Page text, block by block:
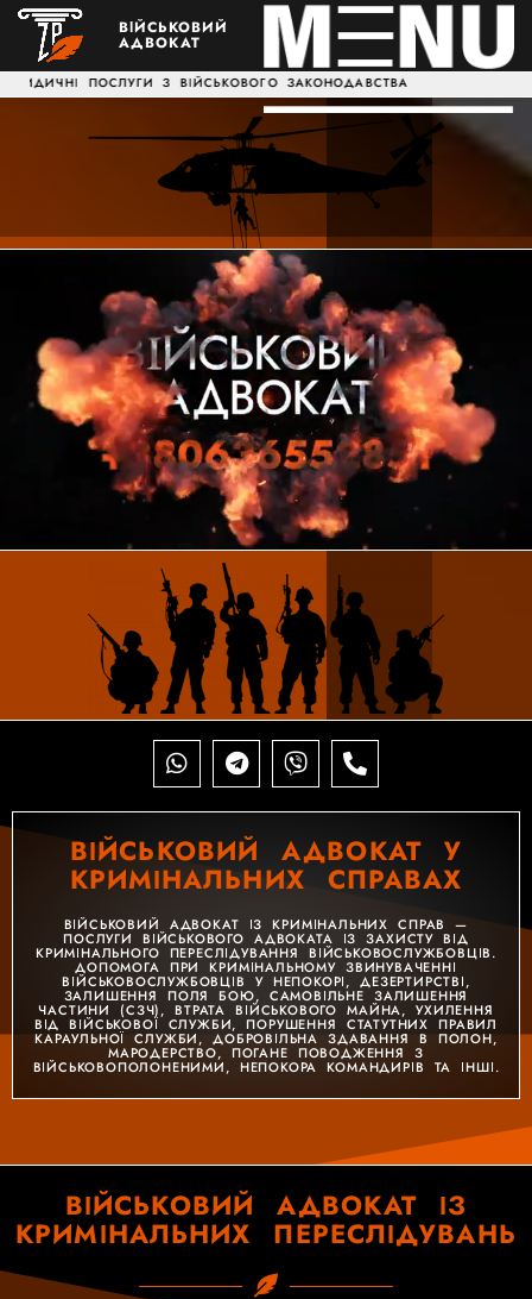
ВІЙСЬКОВИЙ
АДВОКАТ
З ВІЙСЬКОВОГО ЗАКОНОДАВСТВА НАДАЄМО
ВІЙСЬКОВИЙ АДВОКАТ У
КРИМІНАЛЬНИХ СПРАВАХ
ВІЙСЬКОВИЙ АДВОКАТ ІЗ КРИМІНАЛЬНИХ СПРАВ —
ПОСЛУГИ ВІЙСЬКОВОГО АДВОКАТА ІЗ ЗАХИСТУ ВІД
КРИМІНАЛЬНОГО ПЕРЕСЛІДУВАННЯ ВІЙСЬКОВОСЛУЖБОВЦІВ.
ДОПОМОГА ПРИ КРИМІНАЛЬНОМУ ЗВИНУВАЧЕННІ
ВІЙСЬКОВОСЛУЖБОВЦІВ У НЕПОКОРІ, ДЕЗЕРТИРСТВІ,
ЗАЛИШЕННЯ ПОЛЯ БОЮ, САМОВІЛЬНЕ ЗАЛИШЕННЯ
ЧАСТИНИ (СЗЧ), ВТРАТА ВІЙСЬКОВОГО МАЙНА, УХИЛЕННЯ
ВІД ВІЙСЬКОВОЇ СЛУЖБИ, ПОРУШЕННЯ СТАТУТНИХ ПРАВИЛ
КАРАУЛЬНОЇ СЛУЖБИ, ДОБРОВІЛЬНА ЗДАВАННЯ В ПОЛОН,
МАРОДЕРСТВО, ПОГАНЕ ПОВОДЖЕННЯ З
ВІЙСЬКОВОПОЛОНЕНИМИ, НЕПОКОРА КОМАНДИРІВ ТА ІНШІ.
ВІЙСЬКОВИЙ АДВОКАТ ІЗ
КРИМІНАЛЬНИХ ПЕРЕСЛІДУВАНЬ